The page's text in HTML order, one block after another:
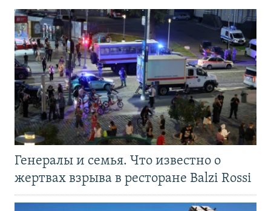
Генералы и семья. Что известно о
жертвах взрыва в ресторане Balzi Rossi